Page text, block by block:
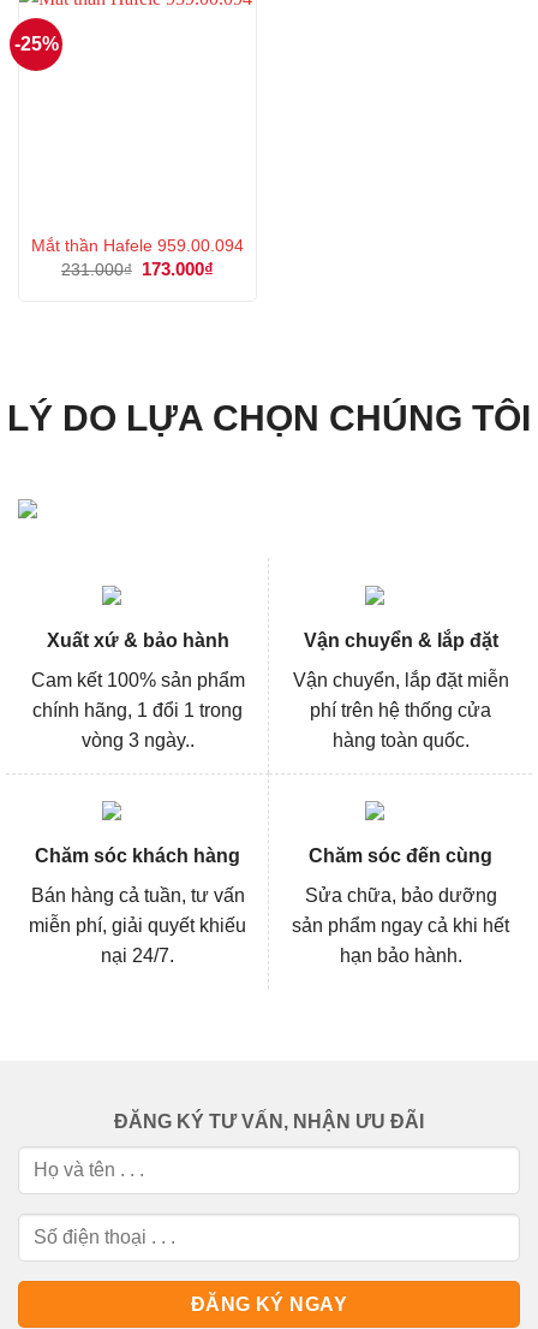
-25%
Mắt thần Hafele 959.00.094
231.000₫
Giá
173.000₫
LÝ DO LỰA CHỌN CHÚNG TÔI
Xuất xứ & bảo hành
Cam kết 100% sản phẩm
chính hãng, 1 đổi 1 trong
vòng 3 ngày..
Vận chuyển & lắp đặt
Vận chuyển, lắp đặt miễn
phí trên hệ thống cửa
hàng toàn quốc.
Chăm sóc khách hàng
Bán hàng cả tuần, tư vấn
miễn phí, giải quyết khiếu
nại 24/7.
Chăm sóc đến cùng
Sửa chữa, bảo dưỡng
sản phẩm ngay cả khi hết
hạn bảo hành.
ĐĂNG KÝ TƯ VẤN, NHẬN ƯU ĐÃI